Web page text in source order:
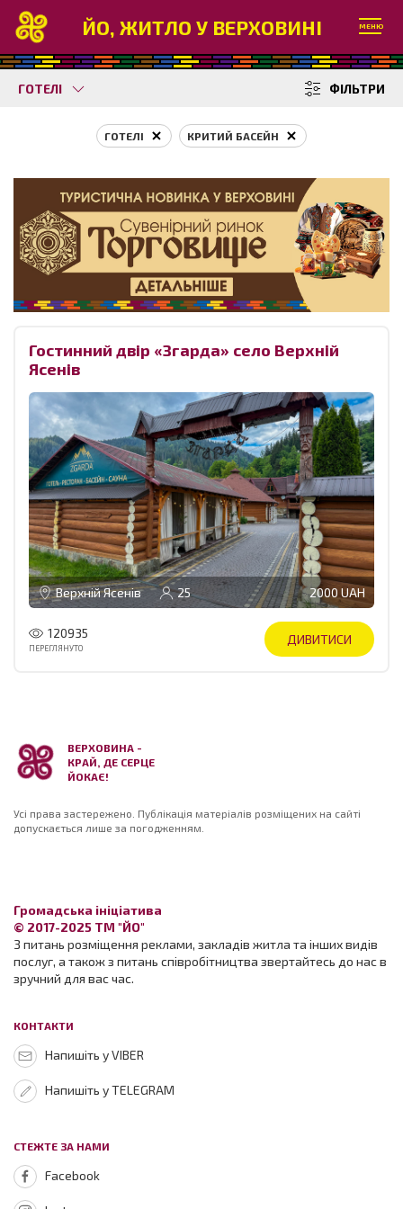
ЙО, ЖИТЛО У ВЕРХОВИНІ МЕНЮ
ГОТЕЛІ ФІЛЬТРИ
ГОТЕЛІ КРИТИЙ БАСЕЙН
Гостинний двір «Згарда» cело Верхній
Ясенів
Верхній Ясенів 25 2000 UAH
120935
ПЕРЕГЛЯНУТО
ДИВИТИСИ
ВЕРХОВИНА -
КРАЙ, ДЕ СЕРЦЕ
ЙОКАЄ!
Усі права застережено. Публікація матеріалів розміщених на сайті
допускається лише за погодженням.
Громадська ініціатива
© 2017-2025 ТМ "ЙО"
З питань розміщення реклами, закладів житла та інших видів
послуг, а також з питань співробітництва звертайтесь до нас в
зручний для вас час.
КОНТАКТИ
Напишіть у VIBER
Напишіть у TELEGRAM
СТЕЖТЕ ЗА НАМИ
Facebook